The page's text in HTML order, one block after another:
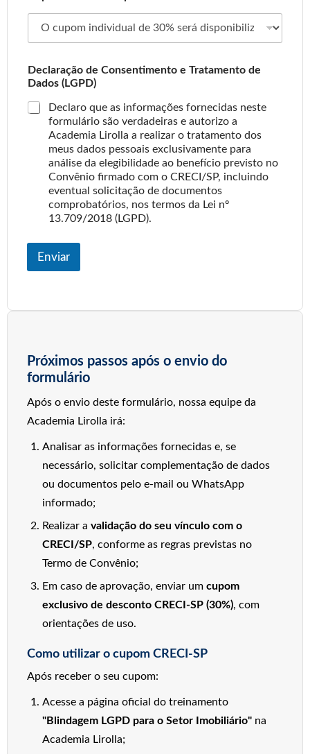
d
o
i
n
Declaração de Consentimento e Tratamento de
Dados (LGPD)
Declaro que as informações fornecidas neste
formulário são verdadeiras e autorizo a
Academia Lirolla a realizar o tratamento dos
meus dados pessoais exclusivamente para
análise da elegibilidade ao benefício previsto no
Convênio firmado com o CRECI/SP, incluindo
eventual solicitação de documentos
comprobatórios, nos termos da Lei nº
13.709/2018 (LGPD).
Enviar
Próximos passos após o envio do
formulário
Após o envio deste formulário, nossa equipe da
Academia Lirolla irá:
Analisar as informações fornecidas e, se
necessário, solicitar complementação de dados
ou documentos pelo e-mail ou WhatsApp
informado;
Realizar a validação do seu vínculo com o
CRECI/SP, conforme as regras previstas no
Termo de Convênio;
Em caso de aprovação, enviar um cupom
exclusivo de desconto CRECI-SP (30%), com
orientações de uso.
Como utilizar o cupom CRECI-SP
Após receber o seu cupom:
Acesse a página oficial do treinamento
"Blindagem LGPD para o Setor Imobiliário" na
Academia Lirolla;